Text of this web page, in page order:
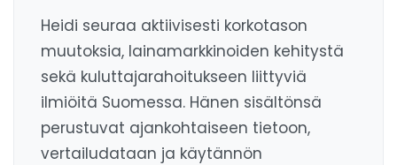
Heidi seuraa aktiivisesti korkotason
muutoksia, lainamarkkinoiden kehitystä
sekä kuluttajarahoitukseen liittyviä
ilmiöitä Suomessa. Hänen sisältönsä
perustuvat ajankohtaiseen tietoon,
vertailudataan ja käytännön